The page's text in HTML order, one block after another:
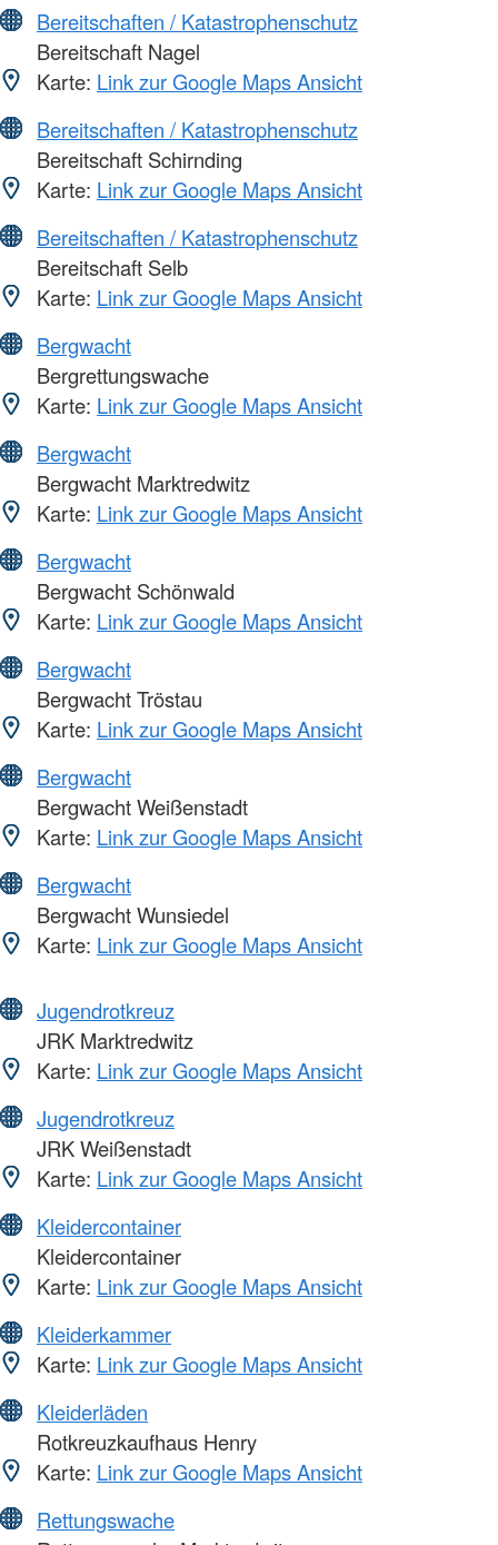
Bereitschaften / Katastrophenschutz
Bereitschaft Nagel
Karte: Link zur Google Maps Ansicht
Bereitschaften / Katastrophenschutz
Bereitschaft Schirnding
Karte: Link zur Google Maps Ansicht
Bereitschaften / Katastrophenschutz
Bereitschaft Selb
Karte: Link zur Google Maps Ansicht
Bergwacht
Bergrettungswache
Karte: Link zur Google Maps Ansicht
Bergwacht
Bergwacht Marktredwitz
Karte: Link zur Google Maps Ansicht
Bergwacht
Bergwacht Schönwald
Karte: Link zur Google Maps Ansicht
Bergwacht
Bergwacht Tröstau
Karte: Link zur Google Maps Ansicht
Bergwacht
Bergwacht Weißenstadt
Karte: Link zur Google Maps Ansicht
Bergwacht
Bergwacht Wunsiedel
Karte: Link zur Google Maps Ansicht
Jugendrotkreuz
JRK Marktredwitz
Karte: Link zur Google Maps Ansicht
Jugendrotkreuz
JRK Weißenstadt
Karte: Link zur Google Maps Ansicht
Kleidercontainer
Kleidercontainer
Karte: Link zur Google Maps Ansicht
Kleiderkammer
Karte: Link zur Google Maps Ansicht
Kleiderläden
Rotkreuzkaufhaus Henry
Karte: Link zur Google Maps Ansicht
Rettungswache